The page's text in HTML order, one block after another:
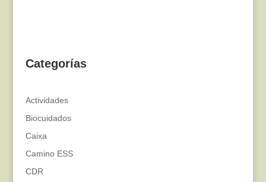
Categorías
Actividades
Biocuidados
Caixa
Camino ESS
CDR